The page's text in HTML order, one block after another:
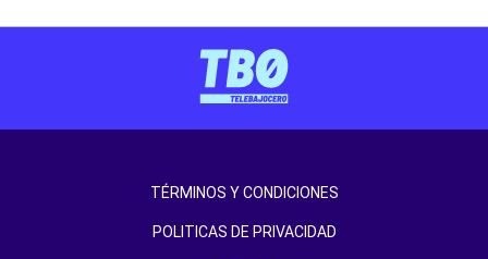
TÉRMINOS Y CONDICIONES
POLITICAS DE PRIVACIDAD